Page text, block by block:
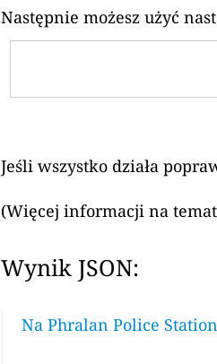
Następnie możesz użyć
Jeśli wszystko działa
(Więcej informacji na
Wynik JSON:
Na Phralan Police